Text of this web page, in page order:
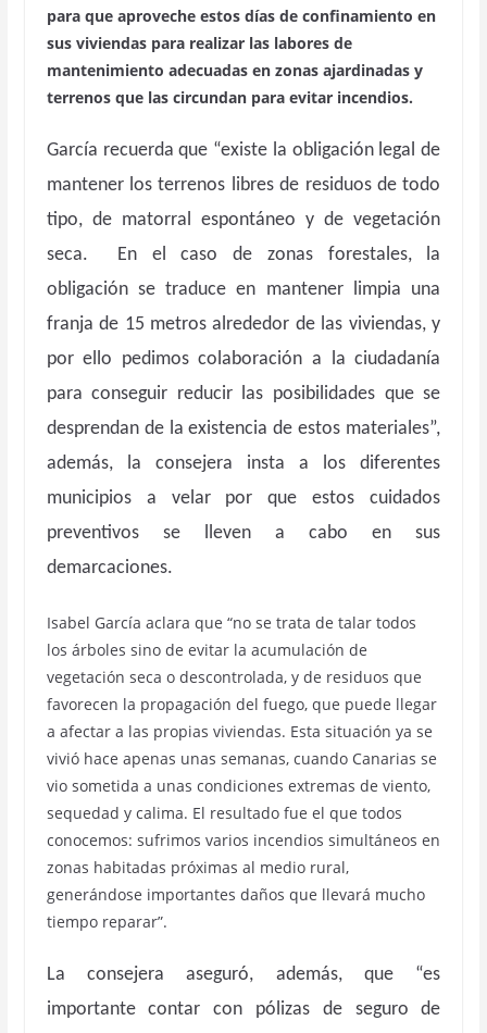
para que aproveche estos días de confinamiento en
sus viviendas para realizar las labores de
mantenimiento adecuadas en zonas ajardinadas y
terrenos que las circundan para evitar incendios.
García recuerda que “existe la obligación legal de
mantener los terrenos libres de residuos de todo
tipo, de matorral espontáneo y de vegetación
seca. En el caso de zonas forestales, la
obligación se traduce en mantener limpia una
franja de 15 metros alrededor de las viviendas, y
por ello pedimos colaboración a la ciudadanía
para conseguir reducir las posibilidades que se
desprendan de la existencia de estos materiales”,
además, la consejera insta a los diferentes
municipios a velar por que estos cuidados
preventivos se lleven a cabo en sus
demarcaciones.
Isabel García aclara que “no se trata de talar todos
los árboles sino de evitar la acumulación de
vegetación seca o descontrolada, y de residuos que
favorecen la propagación del fuego, que puede llegar
a afectar a las propias viviendas. Esta situación ya se
vivió hace apenas unas semanas, cuando Canarias se
vio sometida a unas condiciones extremas de viento,
sequedad y calima. El resultado fue el que todos
conocemos: sufrimos varios incendios simultáneos en
zonas habitadas próximas al medio rural,
generándose importantes daños que llevará mucho
tiempo reparar”.
La consejera aseguró, además, que “es
importante contar con pólizas de seguro de